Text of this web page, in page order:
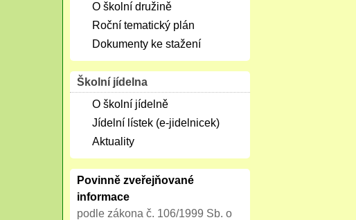
O školní družině
Roční tematický plán
Dokumenty ke stažení
Školní jídelna
O školní jídelně
Jídelní lístek (e-jidelnicek)
Aktuality
Povinně zveřejňované
informace
podle zákona č. 106/1999 Sb. o